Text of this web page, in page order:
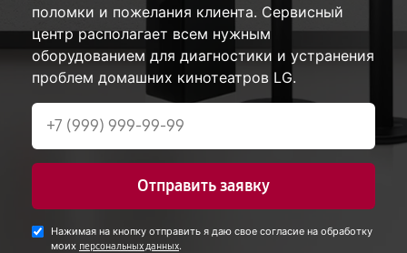
поломки и пожелания клиента. Сервисный
центр располагает всем нужным
оборудованием для диагностики и устранения
проблем домашних кинотеатров LG.
Отправить заявку
Нажимая на кнопку отправить я даю свое согласие на обработку
моих персональных данных.